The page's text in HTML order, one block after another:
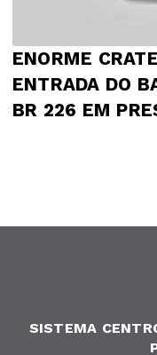
ENORME
ENTRADA DO
BR 226 EM
SISTEMA